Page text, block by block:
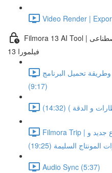
Video Render |
Filmora 13 AI Tool | كورس المونتاج بادوات الذكاء الاصطناعى
فيلمورا 13
تحميل البرنامج
(9:17)
و الدقة ) (14:32)
Filmora Trip | شرح واجهة البرنامج وفتح مشروع جديد و
المونتاج السليمة (19:25)
Audio Sync (5:37)